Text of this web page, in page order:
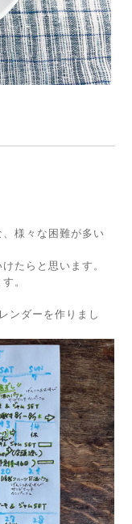
様々な困難が多い
たらと思います。
。
ンダーを作りまし